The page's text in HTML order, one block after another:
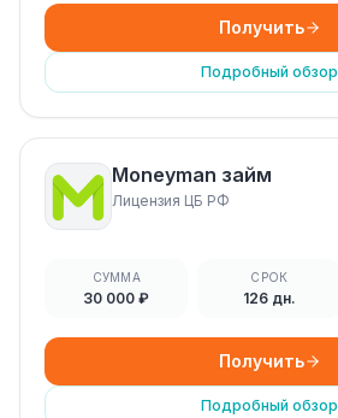
Получить
Подробный обзор
Moneyman займ
Лицензия ЦБ РФ
СУММА
30 000 ₽
СРОК
126 дн.
Получить
Подробный обзор